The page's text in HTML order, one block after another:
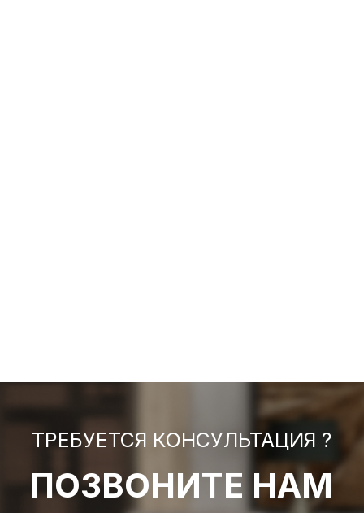
ТРЕБУЕТСЯ КОНСУЛЬТАЦИЯ ?
ПОЗВОНИТЕ НАМ